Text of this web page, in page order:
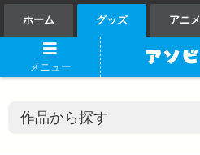
ホーム グッズ アニメ
メニュー